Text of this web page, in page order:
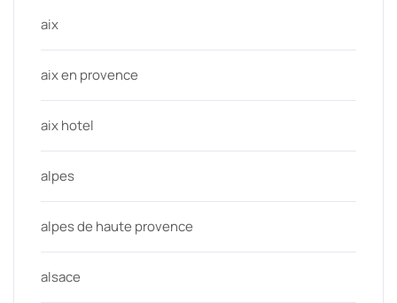
aix
aix en provence
aix hotel
alpes
alpes de haute provence
alsace